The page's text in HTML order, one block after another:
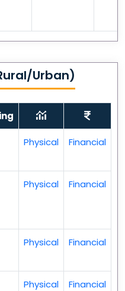
Urban)
Physical Financial
Physical Financial
Physical Financial
Physical Financial